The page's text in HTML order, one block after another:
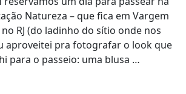
Natureza – que fica em Vargem
RJ (do ladinho do sítio onde nos
aproveitei pra fotografar o look que
para o passeio: uma blusa …